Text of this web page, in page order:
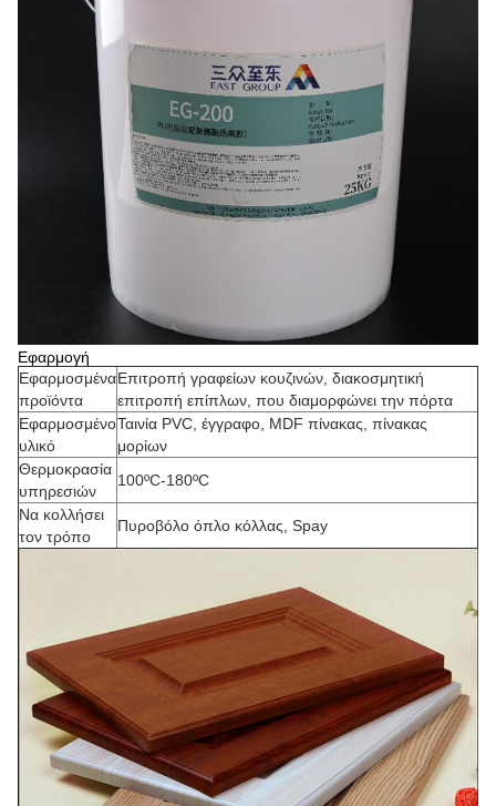
Εφαρμογή
Εφαρμοσμένα
προϊόντα
Επιτροπή γραφείων κουζινών, διακοσμητική
επιτροπή επίπλων, που διαμορφώνει την πόρτα
Εφαρμοσμένο
υλικό
Ταινία PVC, έγγραφο, MDF πίνακας, πίνακας
μορίων
Θερμοκρασία
υπηρεσιών
100ºC-180ºC
Να κολλήσει
τον τρόπο
Πυροβόλο όπλο κόλλας, Spay